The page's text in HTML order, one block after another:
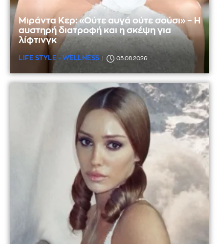
Μιράντα Κερ: «Ούτε αυγά ούτε σούσι» – Η
αυστηρή διατροφή και η σκέψη για
λίφτινγκ
LIFE STYLE - WELLNESS 05.08.2026